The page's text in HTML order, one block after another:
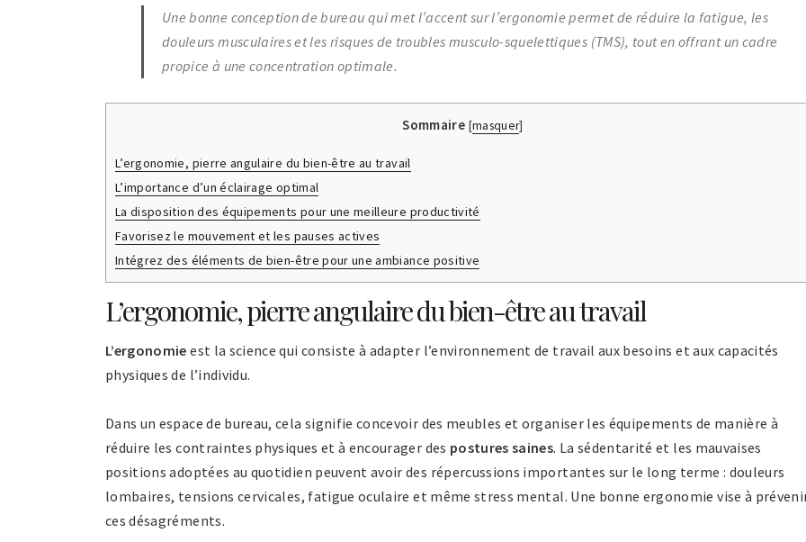
Une bonne conception de bureau qui met l’accent sur l’ergonomie permet de réduire la fatigue, les
douleurs musculaires et les risques de troubles musculo-squelettiques (TMS), tout en offrant un cadre
propice à une concentration optimale.
Sommaire [masquer]
L’ergonomie, pierre angulaire du bien-être au travail
L’importance d’un éclairage optimal
La disposition des équipements pour une meilleure productivité
Favorisez le mouvement et les pauses actives
Intégrez des éléments de bien-être pour une ambiance positive
L’ergonomie, pierre angulaire du bien-être au travail
L’ergonomie est la science qui consiste à adapter l’environnement de travail aux besoins et aux capacités
physiques de l’individu.
Dans un espace de bureau, cela signifie concevoir des meubles et organiser les équipements de manière à
réduire les contraintes physiques et à encourager des postures saines. La sédentarité et les mauvaises
positions adoptées au quotidien peuvent avoir des répercussions importantes sur le long terme : douleurs
lombaires, tensions cervicales, fatigue oculaire et même stress mental. Une bonne ergonomie vise à
ces désagréments.